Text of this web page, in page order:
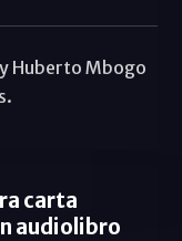
Huberto Mbogo
carta
audiolibro